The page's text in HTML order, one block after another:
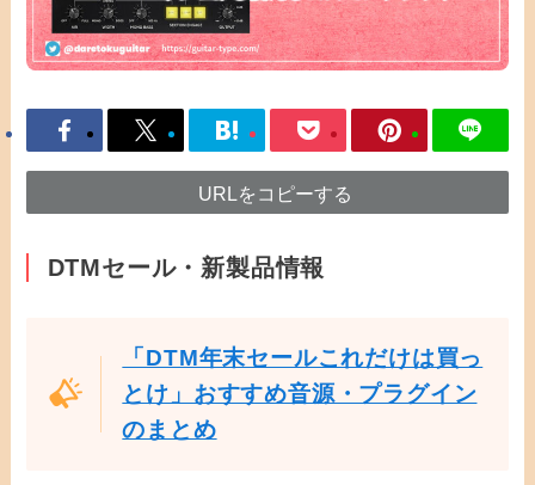
URLをコピーする
DTMセール・新製品情報
「DTM年末セールこれだけは買っ
とけ」おすすめ音源・プラグイン
のまとめ